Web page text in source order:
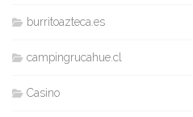
burritoazteca.es
campingrucahue.cl
Casino